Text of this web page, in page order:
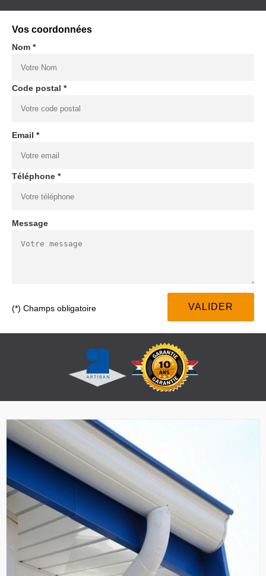
Vos coordonnées
Nom *
Code postal *
Email *
Téléphone *
Message
(*) Champs obligatoire